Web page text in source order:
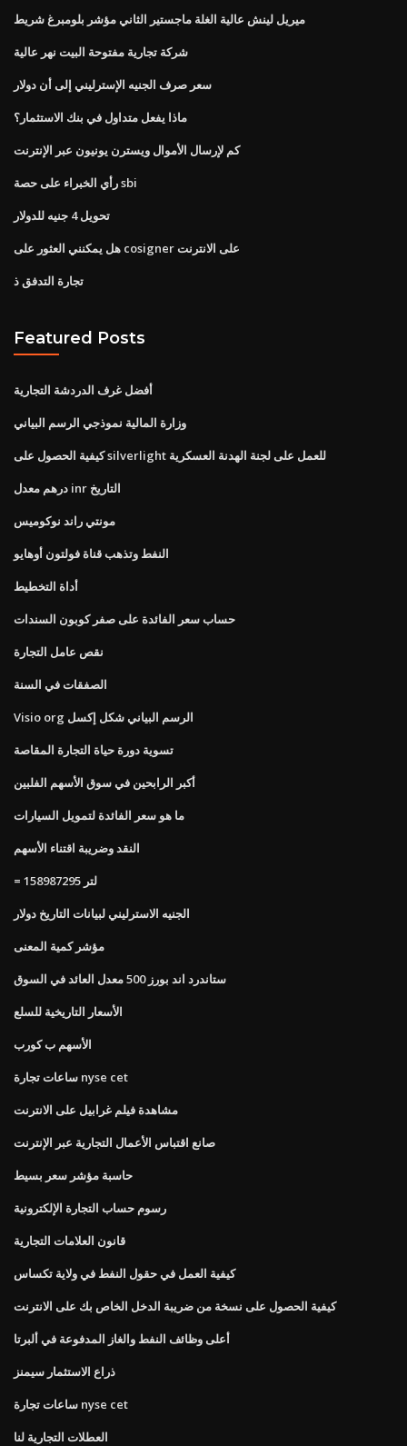
ميريل لينش عالية الغلة ماجستير الثاني مؤشر بلومبرغ شريط
شركة تجارية مفتوحة البيت نهر عالية
سعر صرف الجنيه الإسترليني إلى أن دولار
ماذا يفعل متداول في بنك الاستثمار؟
كم لإرسال الأموال ويسترن يونيون عبر الإنترنت
رأي الخبراء على حصة sbi
تحويل 4 جنيه للدولار
هل يمكنني العثور على cosigner على الانترنت
تجارة التدفق ذ
Featured Posts
أفضل غرف الدردشة التجارية
وزارة المالية نموذجي الرسم البياني
كيفية الحصول على silverlight للعمل على لجنة الهدنة العسكرية
درهم معدل inr التاريخ
مونتي راند نوكوميس
النفط وتذهب قناة فولتون أوهايو
أداة التخطيط
حساب سعر الفائدة على صفر كوبون السندات
نقص عامل التجارة
الصفقات في السنة
Visio org الرسم البياني شكل إكسل
تسوية دورة حياة التجارة المقاصة
أكبر الرابحين في سوق الأسهم الفلبين
ما هو سعر الفائدة لتمويل السيارات
النقد وضريبة اقتناء الأسهم
= 158987295 لتر
الجنيه الاسترليني لبيانات التاريخ دولار
مؤشر كمية المعنى
ستاندرد اند بورز 500 معدل العائد في السوق
الأسعار التاريخية للسلع
الأسهم ب كورب
ساعات تجارة nyse cet
مشاهدة فيلم غرابيل على الانترنت
صانع اقتباس الأعمال التجارية عبر الإنترنت
حاسبة مؤشر سعر بسيط
رسوم حساب التجارة الإلكترونية
قانون العلامات التجارية
كيفية العمل في حقول النفط في ولاية تكساس
كيفية الحصول على نسخة من ضريبة الدخل الخاص بك على الانترنت
أعلى وظائف النفط والغاز المدفوعة في ألبرتا
ذراع الاستثمار سيمنز
ساعات تجارة nyse cet
العطلات التجارية لنا